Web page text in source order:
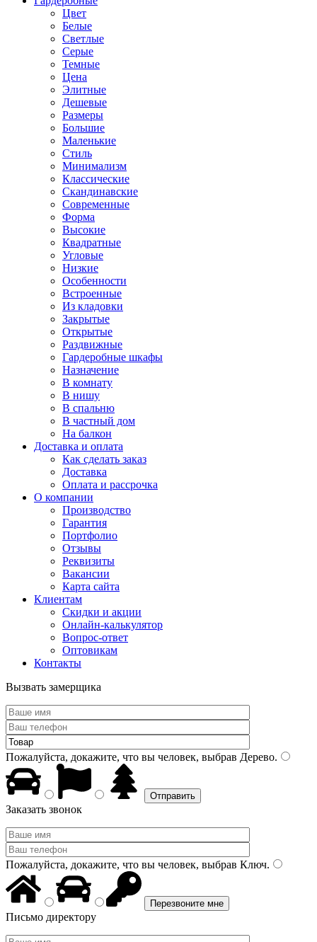
Цвет
Белые
Светлые
Серые
Темные
Цена
Элитные
Дешевые
Размеры
Большие
Маленькие
Стиль
Минимализм
Классические
Скандинавские
Современные
Форма
Высокие
Квадратные
Угловые
Низкие
Особенности
Встроенные
Из кладовки
Закрытые
Открытые
Раздвижные
Гардеробные шкафы
Назначение
В комнату
В нишу
В спальню
В частный дом
На балкон
Доставка и оплата
Как сделать заказ
Доставка
Оплата и рассрочка
О компании
Производство
Гарантия
Портфолио
Отзывы
Реквизиты
Вакансии
Карта сайта
Клиентам
Скидки и акции
Онлайн-калькулятор
Вопрос-ответ
Оптовикам
Контакты
Вызвать замерщика
Пожалуйста, докажите, что вы человек, выбрав Дерево.
Заказать звонок
Пожалуйста, докажите, что вы человек, выбрав Ключ.
Письмо директору